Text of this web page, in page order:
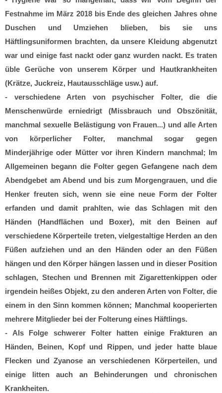
Festnahme im März 2018 bis Ende des gleichen Jahres ohne
Duschen und Umziehen blieben, bis sie uns
Häftlingsuniformen brachten, da unsere Kleidung abgenutzt
war und einige fast nackt oder ganz wurden nackt. Es traten
üble Gerüche von unserem Körper und Hautkrankheiten
(Krätze, Juckreiz, Hautausschläge usw.) auf.
- verschiedene Arten von psychischer Folter, die die
Menschenwürde erniedrigt (Missbrauch und Obszönität,
manchmal sexuelle Belästigung von Frauen...) und alle Arten
von körperlicher Folter, manchmal sogar gegen
Minderjährige oder Mütter vor ihren Kindern manchmal; Im
Allgemeinen begann die Folter gegen Gefangene nach dem
Abendgebet am Abend und bis zum Morgengrauen, und die
Henker freuten sich, wenn sie eine neue Form der Folter
erfanden und damit prahlten, wie das Schlagen mit den
Händen (Handflächen und Boxer), mit den Beinen auf
verschiedene Körperteile treten, vielgestaltige Herden an den
Füßen aufziehen und an den Händen oder an den Füßen
hängen und den Körper hängen lassen und in dieser Position
schlagen, Stechen und Brennen mit Zigarettenkippen oder
irgendein heißes Objekt, zu den anderen Arten von Folter, die
einem in den Sinn kommen können; Manchmal kooperierten
mehrere Mitglieder bei der Folterung eines Häftlings.
- Als Folge schwerer Folter hatten einige Frakturen an
Händen, Beinen, Kopf und Rippen, und jeder hatte blaue
Flecken und Zyanose an verschiedenen Körperteilen, und
einige litten auch an Behinderungen und chronischen
Krankheiten.